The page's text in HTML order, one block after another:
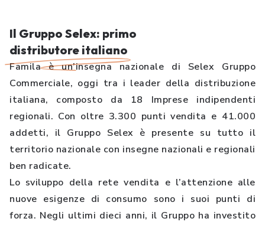
Il Gruppo Selex: primo
distributore italiano
Famila è un’insegna nazionale di Selex Gruppo
Commerciale, oggi tra i leader della distribuzione
italiana, composto da 18 Imprese indipendenti
regionali. Con oltre 3.300 punti vendita e 41.000
addetti, il Gruppo Selex è presente su tutto il
territorio nazionale con insegne nazionali e regionali
ben radicate.
Lo sviluppo della rete vendita e l’attenzione alle
nuove esigenze di consumo sono i suoi punti di
forza. Negli ultimi dieci anni, il Gruppo ha investito